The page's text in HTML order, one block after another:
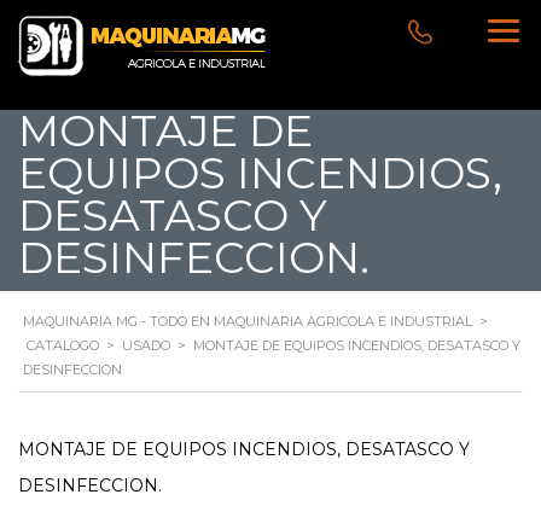
MONTAJE DE
EQUIPOS INCENDIOS,
DESATASCO Y
DESINFECCION.
MAQUINARIA MG - TODO EN MAQUINARIA AGRICOLA E INDUSTRIAL >
CATALOGO > USADO > MONTAJE DE EQUIPOS INCENDIOS, DESATASCO Y
DESINFECCION.
MONTAJE DE EQUIPOS INCENDIOS, DESATASCO Y
DESINFECCION.